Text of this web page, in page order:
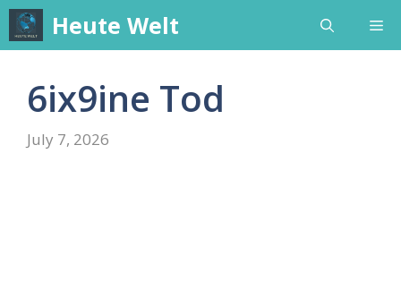
Skip
content
Heute Welt
6ix9ine Tod
July 7, 2026